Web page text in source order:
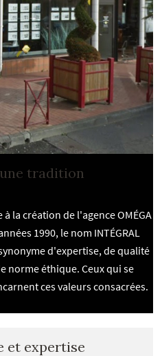
tradition
la création de l'agence OMÉGA
1990, le nom INTÉGRAL
d'expertise, de qualité
norme éthique. Ceux qui se
ces valeurs consacrées.
et expertise